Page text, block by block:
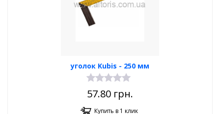
уголок Kubis - 250 мм
57.80 грн.
Купить в 1 клик